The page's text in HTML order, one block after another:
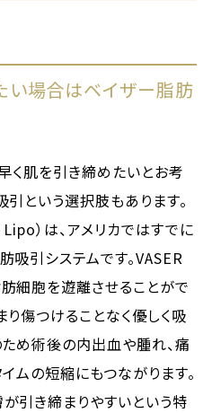
い場合はベイザー脂肪
く肌を引き締めたいとお考
という選択肢もあります。
）は、アメリカではすでに
吸引システムです。VASER
細胞を遊離させることがで
傷つけることなく優しく吸
め術後の内出血や腫れ、痛
ムの短縮にもつながります。
引き締まりやすいという特